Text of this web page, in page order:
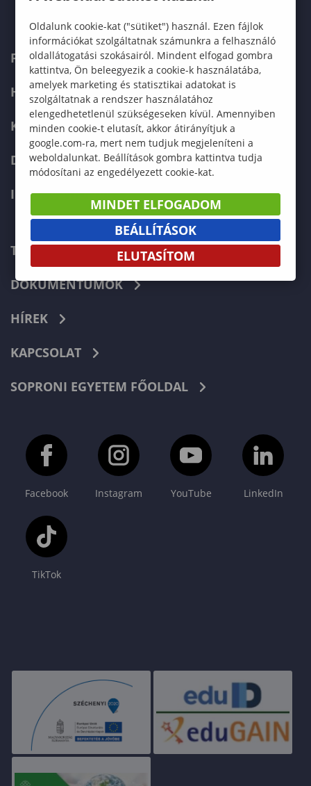
FELVÉTELIZŐKNEK
HALLGATÓKNAK
KÉPZÉSEK
DOKTORI ISKOLA
INTERNATIONAL
TELEFONKÖNYV
DOKUMENTUMOK
HÍREK
KAPCSOLAT
SOPRONI EGYETEM FŐOLDAL
Facebook Instagram YouTube LinkedIn
TikTok
Oldalunk cookie-kat ("sütiket") használ. Ezen fájlok
információkat szolgáltatnak számunkra a felhasználó
oldallátogatási szokásairól. Mindent elfogad gombra
kattintva, Ön beleegyezik a cookie-k használatába,
amelyek marketing és statisztikai adatokat is
szolgáltatnak a rendszer használatához
elengedhetetlenül szükségeseken kívül. Amennyiben
minden cookie-t elutasít, akkor átirányítjuk a
google.com-ra, mert nem tudjuk megjeleníteni a
weboldalunkat. Beállítások gombra kattintva tudja
módosítani az engedélyezett cookie-kat.
MINDET ELFOGADOM
BEÁLLÍTÁSOK
ELUTASÍTOM